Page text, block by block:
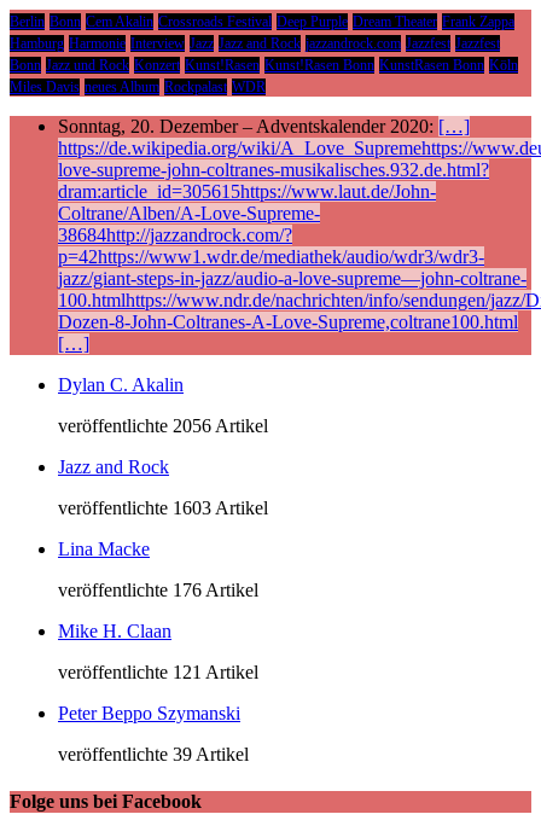
Berlin Bonn Cem Akalin Crossroads Festival Deep Purple Dream Theater Frank Zappa
Hamburg Harmonie Interview Jazz Jazz and Rock jazzandrock.com Jazzfest Jazzfest
Bonn Jazz und Rock Konzert Kunst!Rasen Kunst!Rasen Bonn KunstRasen Bonn Köln
Miles Davis neues Album Rockpalast WDR
Sonntag, 20. Dezember – Adventskalender 2020: […]
https://de.wikipedia.org/wiki/A_Love_Supremehttps://
love-supreme-john-coltranes-musikalisches.932.de.html?
dram:article_id=305615https://www.laut.de/John-
Coltrane/Alben/A-Love-Supreme-
38684http://jazzandrock.com/?
p=42https://www1.wdr.de/mediathek/audio/wdr3/wdr3-
jazz/giant-steps-in-jazz/audio-a-love-supreme—john-coltrane-
100.htmlhttps://www.ndr.de/nachrichten/info/sendungen/jazz/
Dozen-8-John-Coltranes-A-Love-Supreme,coltrane100.html
[…]
Dylan C. Akalin
veröffentlichte 2056 Artikel
Jazz and Rock
veröffentlichte 1603 Artikel
Lina Macke
veröffentlichte 176 Artikel
Mike H. Claan
veröffentlichte 121 Artikel
Peter Beppo Szymanski
veröffentlichte 39 Artikel
Folge uns bei Facebook